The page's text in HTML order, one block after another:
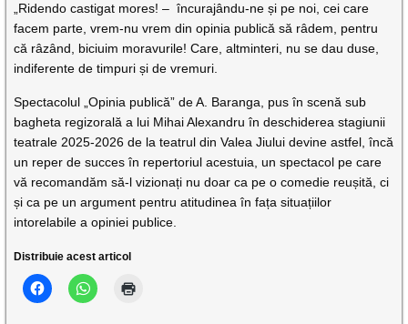
„Ridendo castigat mores! – încurajându-ne și pe noi, cei care
facem parte, vrem-nu vrem din opinia publică să râdem, pentru
că râzând, biciuim moravurile! Care, altminteri, nu se dau duse,
indiferente de timpuri și de vremuri.
Spectacolul „Opinia publică” de A. Baranga, pus în scenă sub
bagheta regizorală a lui Mihai Alexandru în deschiderea stagiunii
teatrale 2025-2026 de la teatrul din Valea Jiului devine astfel, încă
un reper de succes în repertoriul acestuia, un spectacol pe care
vă recomandăm să-l vizionați nu doar ca pe o comedie reușită, ci
și ca pe un argument pentru atitudinea în fața situațiilor
intorelabile a opiniei publice.
Distribuie acest articol